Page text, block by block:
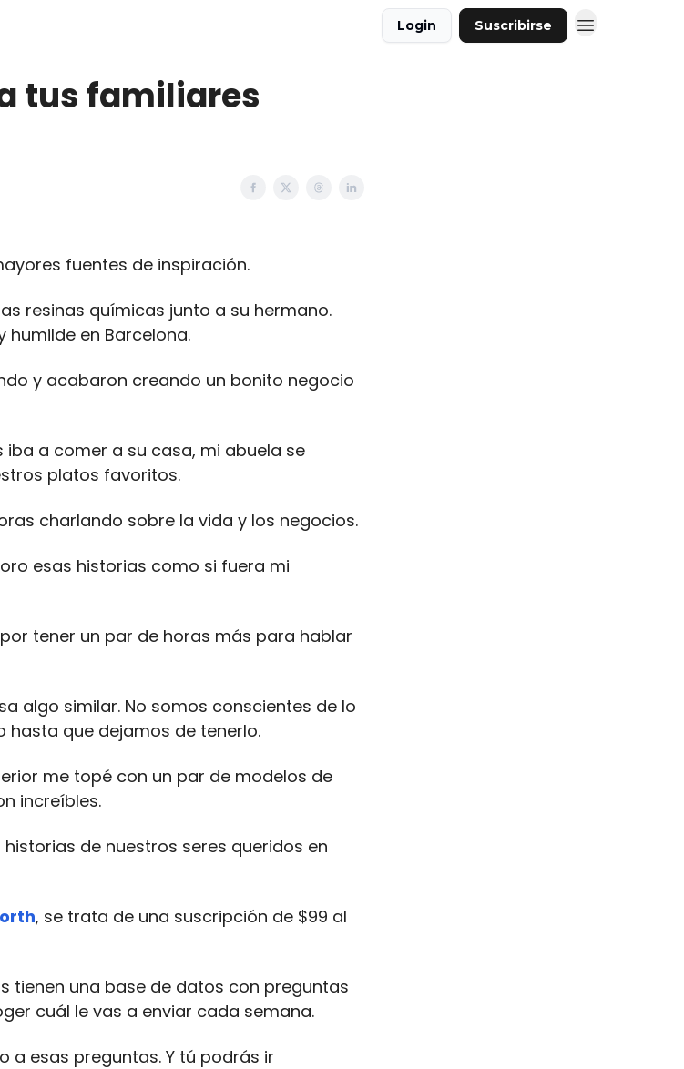
Login Suscribirse
tus familiares
fuentes de inspiración.
resinas químicas junto a su hermano.
humilde en Barcelona.
y acabaron creando un bonito negocio
iba a comer a su casa, mi abuela se
platos favoritos.
charlando sobre la vida y los negocios.
esas historias como si fuera mi
tener un par de horas más para hablar
algo similar. No somos conscientes de lo
hasta que dejamos de tenerlo.
me topé con un par de modelos de
increíbles.
de nuestros seres queridos en
, se trata de una suscripción de $99 al
tienen una base de datos con preguntas
cuál le vas a enviar cada semana.
a esas preguntas. Y tú podrás ir